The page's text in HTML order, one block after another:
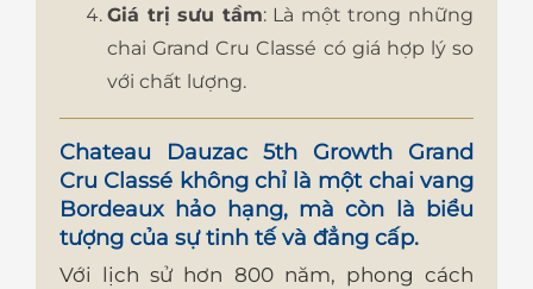
Giá trị sưu tầm: Là một trong những
chai Grand Cru Classé có giá hợp lý so
với chất lượng.
Chateau Dauzac 5th Growth Grand
Cru Classé không chỉ là một chai vang
Bordeaux hảo hạng, mà còn là biểu
tượng của sự tinh tế và đẳng cấp.
Với lịch sử hơn 800 năm, phong cách